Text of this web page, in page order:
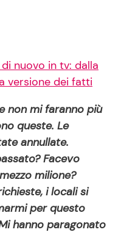
nuovo in tv: dalla
versione dei fatti
non mi faranno più
queste. Le
annullate.
Facevo
milione?
i locali si
per questo
hanno paragonato